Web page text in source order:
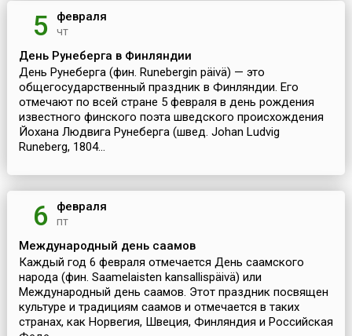
5 февраля
чт
День Рунеберга в Финляндии
День Рунеберга (фин. Runebergin päivä) — это
общегосударственный праздник в Финляндии. Его
отмечают по всей стране 5 февраля в день рождения
известного финского поэта шведского происхождения
Йохана Людвига Рунеберга (швед. Johan Ludvig
Runeberg, 1804...
6 февраля
пт
Международный день саамов
Каждый год 6 февраля отмечается День саамского
народа (фин. Saamelaisten kansallispäivä) или
Международный день саамов. Этот праздник посвящен
культуре и традициям саамов и отмечается в таких
странах, как Норвегия, Швеция, Финляндия и Российская